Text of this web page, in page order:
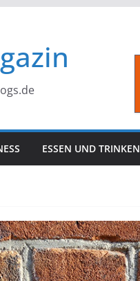
ESSEN UND TRINKEN